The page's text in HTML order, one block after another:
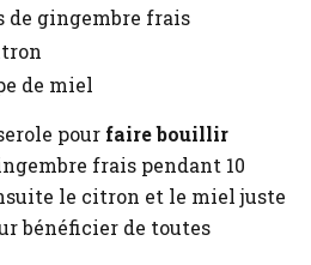
de gingembre frais
de miel
pour faire bouillir
frais pendant 10
le citron et le miel juste
bénéficier de toutes